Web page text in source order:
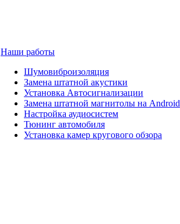
Наши работы
Шумовиброизоляция
Замена штатной акустики
Установка Автосигнализации
Замена штатной магнитолы на Android
Настройка аудиосистем
Тюнинг автомобиля
Установка камер кругового обзора